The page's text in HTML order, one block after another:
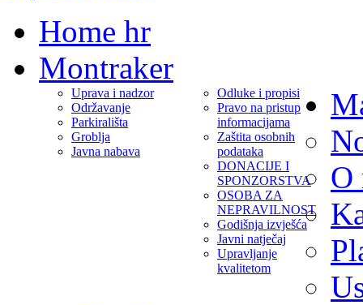
Home hr
Montraker
Uprava i nadzor
Održavanje
Parkirališta
Groblja
Javna nabava
Odluke i propisi
Pravo na pristup
informacijama
Zaštita osobnih
podataka
DONACIJE I
SPONZORSTVA
OSOBA ZA
NEPRAVILNOST
Godišnja izvješća
Javni natječaj
Upravljanje
kvalitetom
O